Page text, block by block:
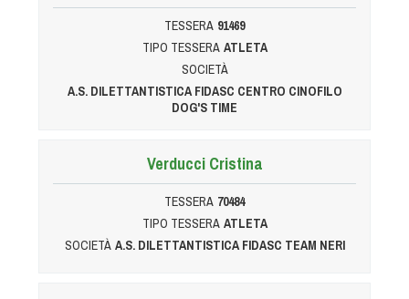
TESSERA 91469
TIPO TESSERA ATLETA
SOCIETÀ
A.S. DILETTANTISTICA FIDASC CENTRO CINOFILO
DOG'S TIME
Verducci Cristina
TESSERA 70484
TIPO TESSERA ATLETA
SOCIETÀ A.S. DILETTANTISTICA FIDASC TEAM NERI